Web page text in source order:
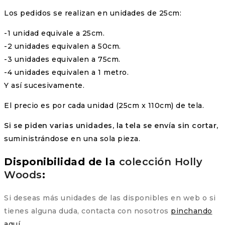
Los pedidos se realizan en unidades de 25cm:
-1 unidad equivale a 25cm.
-2 unidades equivalen a 50cm.
-3 unidades equivalen a 75cm.
-4 unidades equivalen a 1 metro.
Y así sucesivamente.
El precio es por cada unidad (25cm x 110cm) de tela.
Si se piden varias unidades, la tela se envía sin cortar,
suministrándose en una sola pieza.
Disponibilidad de la colección Holly
Woods:
Si deseas más unidades de las disponibles en web o si
tienes alguna duda, contacta con nosotros pinchando